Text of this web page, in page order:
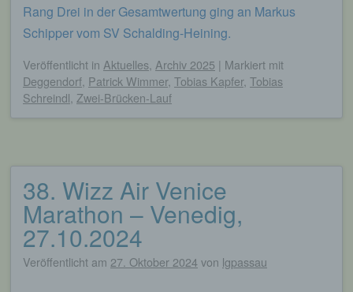
Rang Drei in der Gesamtwertung ging an Markus
Schipper vom SV Schalding-Heining.
Veröffentlicht in Aktuelles Archiv 2025 | Markiert mit
Deggendorf Patrick Wimmer, Tobias Kapfer, Tobias
Schreindl Zwei-Brücken-Lauf
38. Wizz Air Venice
Marathon – Venedig,
27.10.2024
Veröffentlicht am 27. Oktober 2024 von lgpassau